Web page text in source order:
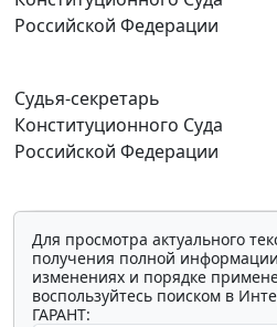
Российской Федерации
Судья-секретарь
Конституционного Суда
Российской Федерации
Для просмотра актуального
получения полной
изменениях и порядке
воспользуйтесь поиском в
ГАРАНТ: